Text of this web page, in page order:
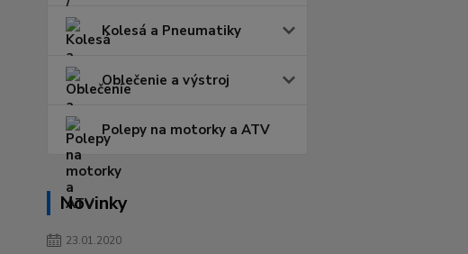
Kolesá a Pneumatiky
Oblečenie a výstroj
Polepy na motorky a ATV
Novinky
23.01.2020